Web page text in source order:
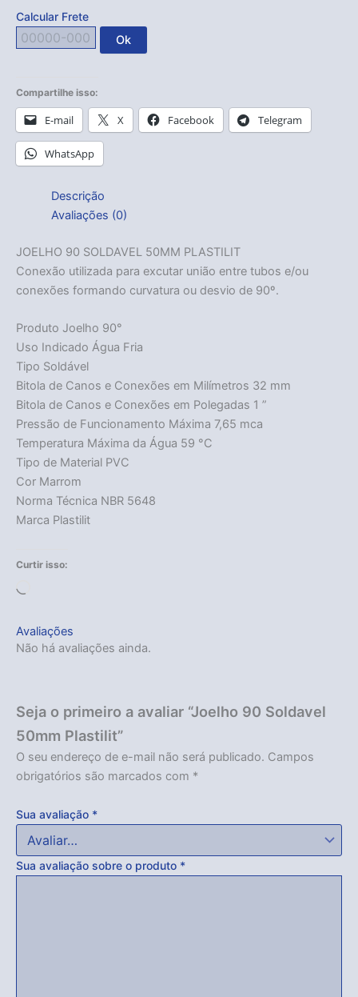
Calcular Frete
Ok
Compartilhe isso:
E-mail X Facebook Telegram
WhatsApp
Descrição
Avaliações (0)
JOELHO 90 SOLDAVEL 50MM PLASTILIT
Conexão utilizada para excutar união entre tubos e/ou
conexões formando curvatura ou desvio de 90º.
Produto Joelho 90°
Uso Indicado Água Fria
Tipo Soldável
Bitola de Canos e Conexões em Milímetros 32 mm
Bitola de Canos e Conexões em Polegadas 1 ”
Pressão de Funcionamento Máxima 7,65 mca
Temperatura Máxima da Água 59 °C
Tipo de Material PVC
Cor Marrom
Norma Técnica NBR 5648
Marca Plastilit
Curtir isso:
Avaliações
Não há avaliações ainda.
Seja o primeiro a avaliar “Joelho 90 Soldavel
50mm Plastilit”
O seu endereço de e-mail não será publicado. Campos
obrigatórios são marcados com *
Sua avaliação *
Sua avaliação sobre o produto *